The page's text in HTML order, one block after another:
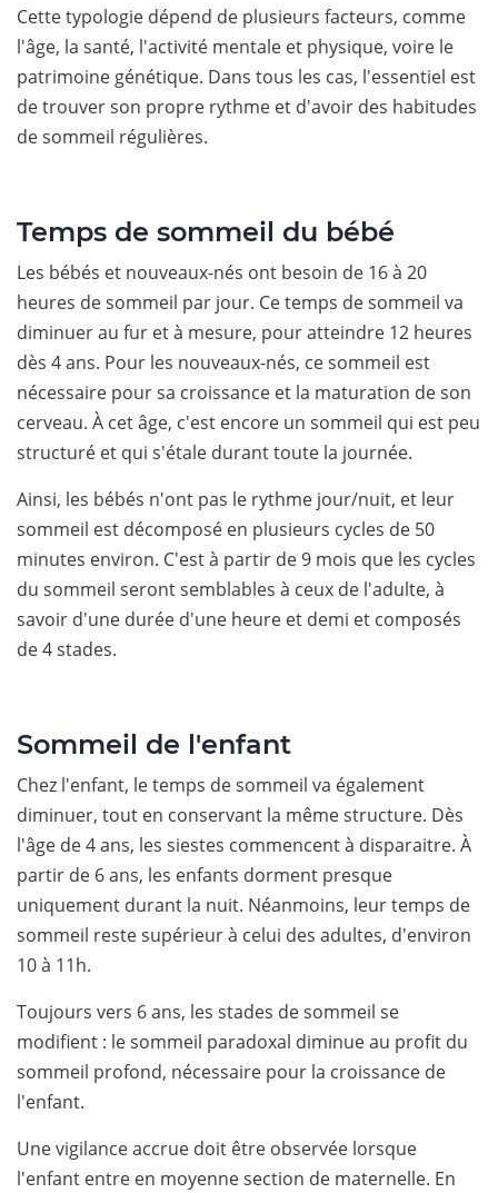
Cette typologie dépend de plusieurs facteurs, comme
l'âge, la santé, l'activité mentale et physique, voire le
patrimoine génétique. Dans tous les cas, l'essentiel est
de trouver son propre rythme et d'avoir des habitudes
de sommeil régulières.
Temps de sommeil du bébé
Les bébés et nouveaux-nés ont besoin de 16 à 20
heures de sommeil par jour. Ce temps de sommeil va
diminuer au fur et à mesure, pour atteindre 12 heures
dès 4 ans. Pour les nouveaux-nés, ce sommeil est
nécessaire pour sa croissance et la maturation de son
cerveau. À cet âge, c'est encore un sommeil qui est peu
structuré et qui s'étale durant toute la journée.
Ainsi, les bébés n'ont pas le rythme jour/nuit, et leur
sommeil est décomposé en plusieurs cycles de 50
minutes environ. C'est à partir de 9 mois que les cycles
du sommeil seront semblables à ceux de l'adulte, à
savoir d'une durée d'une heure et demi et composés
de 4 stades.
Sommeil de l'enfant
Chez l'enfant, le temps de sommeil va également
diminuer, tout en conservant la même structure. Dès
l'âge de 4 ans, les siestes commencent à disparaitre. À
partir de 6 ans, les enfants dorment presque
uniquement durant la nuit. Néanmoins, leur temps de
sommeil reste supérieur à celui des adultes, d'environ
10 à 11h.
Toujours vers 6 ans, les stades de sommeil se
modifient : le sommeil paradoxal diminue au profit du
sommeil profond, nécessaire pour la croissance de
l'enfant.
Une vigilance accrue doit être observée lorsque
l'enfant entre en moyenne section de maternelle. En